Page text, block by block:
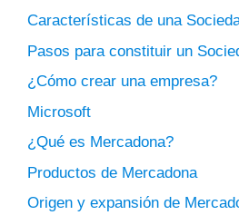
Características de una
Pasos para constituir un
¿Cómo crear una empresa?
Microsoft
¿Qué es Mercadona?
Productos de Mercadona
Origen y expansión de